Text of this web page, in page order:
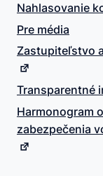
Nahlasovanie
Pre média
Zastupiteľstvo
Transparentné
Harmonogram
zabezpečenia